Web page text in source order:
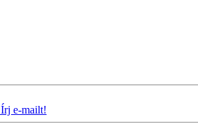
Írj e-mailt!